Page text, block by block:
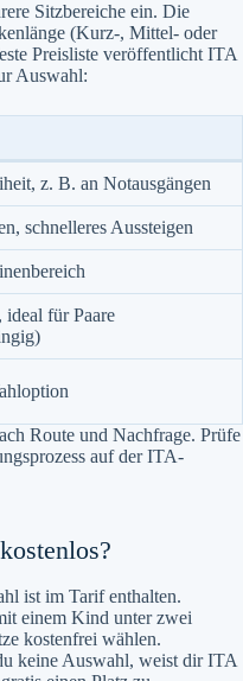
Sitzbereiche ein. Die
(Kurz-, Mittel- oder
Preisliste veröffentlicht ITA
Auswahl:
z. B. an Notausgängen
schnelleres Aussteigen
für Paare
Route und Nachfrage. Prüfe
auf der ITA-
ist im Tarif enthalten.
einem Kind unter zwei
kostenfrei wählen.
keine Auswahl, weist dir ITA